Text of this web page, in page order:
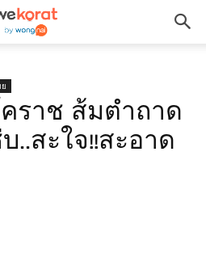
ราช ส้มตำถาด
สะใจ!!สะอาด